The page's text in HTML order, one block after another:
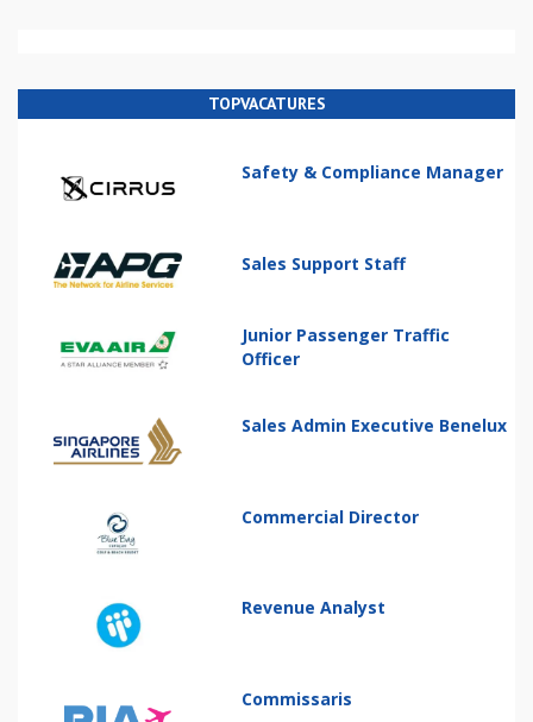
TOPVACATURES
Safety & Compliance Manager
Sales Support Staff
Junior Passenger Traffic
Officer
Sales Admin Executive Benelux
Commercial Director
Revenue Analyst
Commissaris